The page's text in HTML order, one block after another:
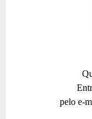
pelo e-